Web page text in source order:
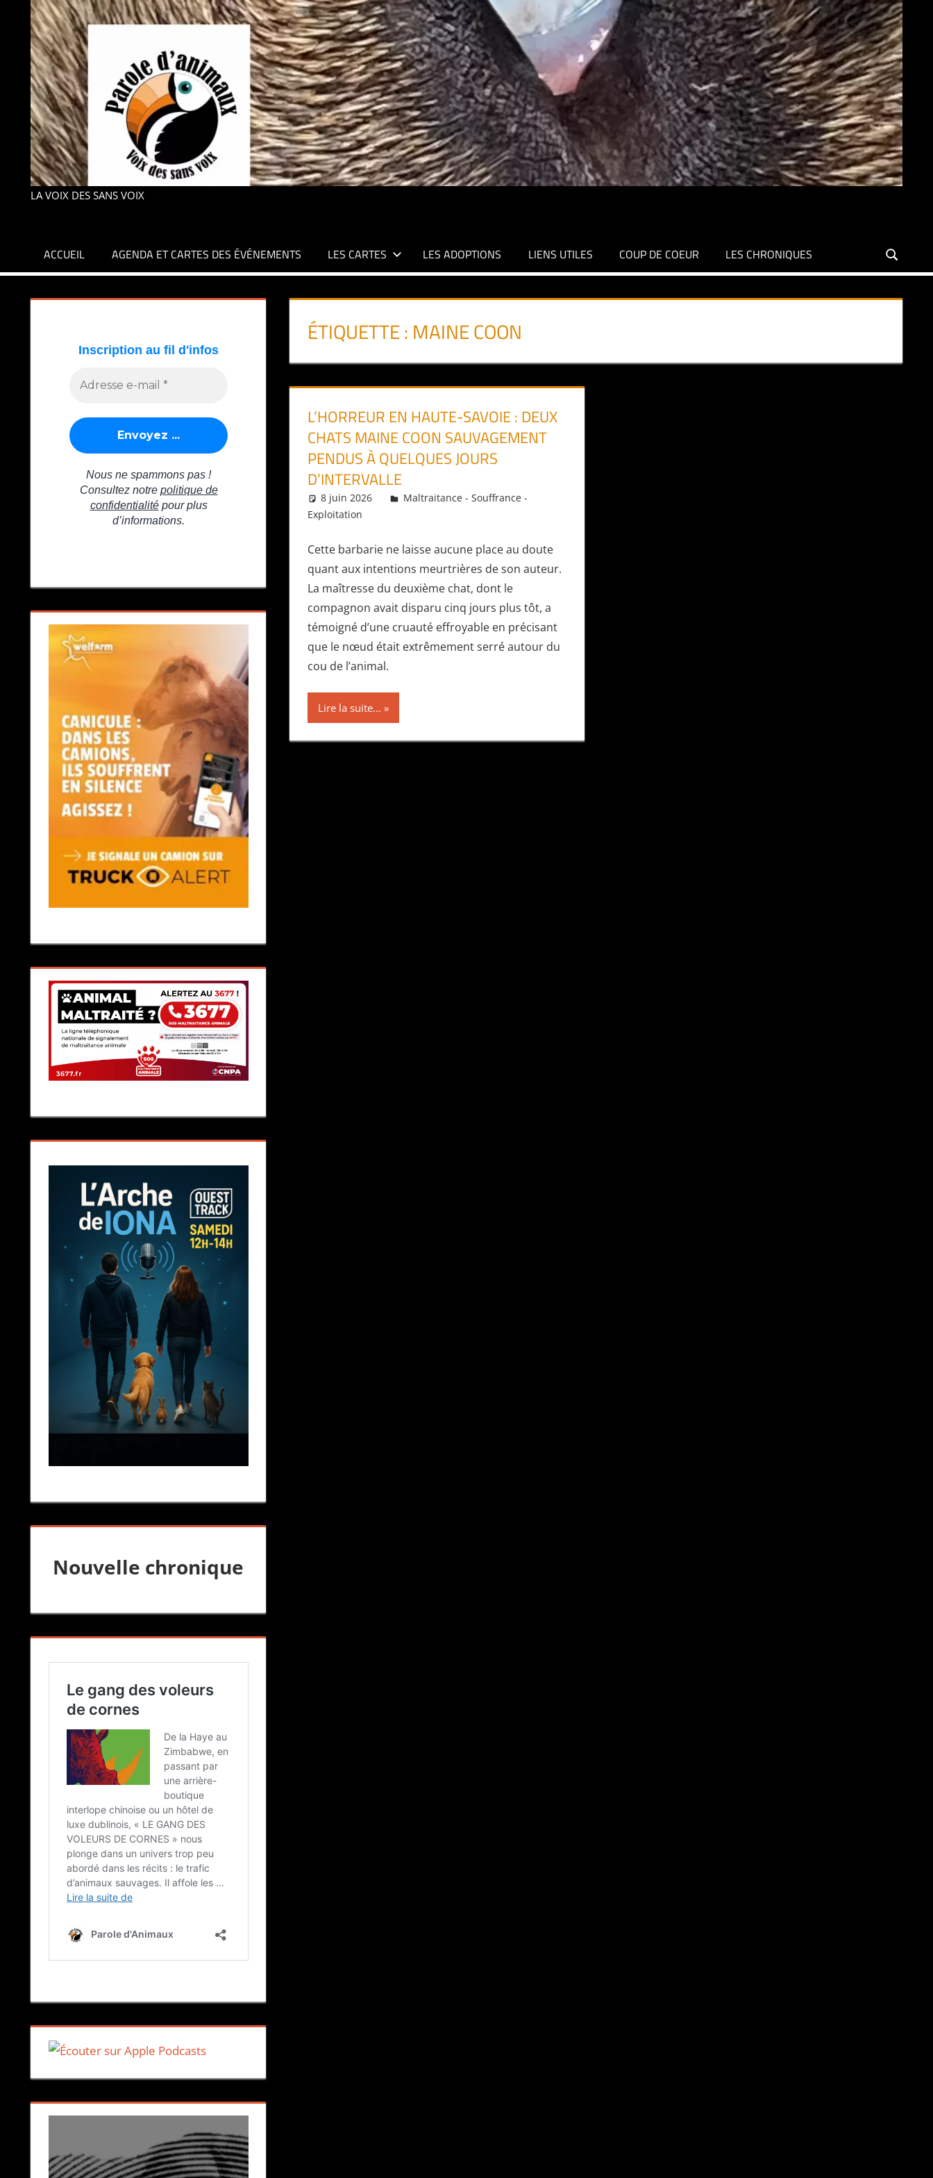
LA VOIX DES SANS VOIX
ACCUEIL AGENDA ET CARTES DES ÉVÉNEMENTS LES CARTES LES ADOPTIONS LIENS UTILES COUP DE COEUR LES CHRONIQUES
ÉTIQUETTE : MAINE COON
L’HORREUR EN HAUTE-SAVOIE : DEUX
CHATS MAINE COON SAUVAGEMENT
PENDUS À QUELQUES JOURS
D’INTERVALLE
8 juin 2026 Daniel
Maltraitance - Souffrance -
Exploitation
Cette barbarie ne laisse aucune place au doute
quant aux intentions meurtrières de son auteur.
La maîtresse du deuxième chat, dont le
compagnon avait disparu cinq jours plus tôt, a
témoigné d’une cruauté effroyable en précisant
que le nœud était extrêmement serré autour du
cou de l’animal.
Lire la suite...
Nouvelle chronique